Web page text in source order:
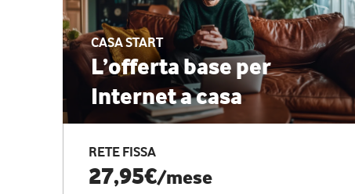
CASA START
L’offerta base per
Internet a casa
RETE FISSA
27,95€/mese